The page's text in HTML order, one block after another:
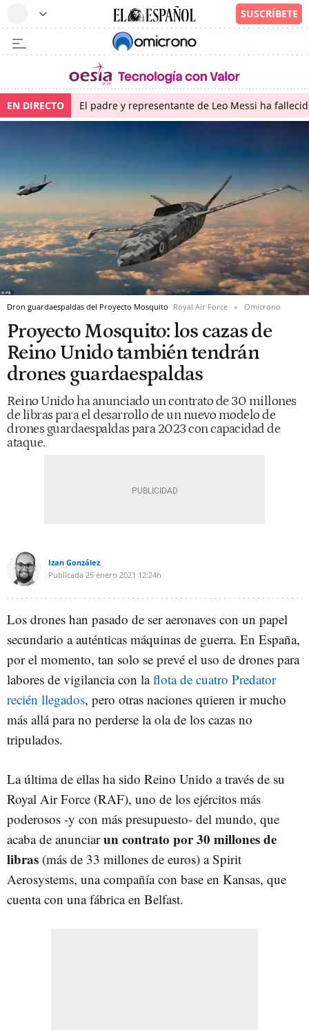
EN DIRECTO El padre y representante de Leo Messi ha
Dron guardaespaldas del Proyecto Mosquito Royal Air Force Omicrono
Proyecto Mosquito: los cazas de
Reino Unido también tendrán
drones guardaespaldas
Reino Unido ha anunciado un contrato de 30 millones
de libras para el desarrollo de un nuevo modelo de
drones guardaespaldas para 2023 con capacidad de
ataque.
Izan González
Publicada 25 enero 2021 12:24h
Los drones han pasado de ser aeronaves con un papel
secundario a auténticas máquinas de guerra. En España,
por el momento, tan solo se prevé el uso de drones para
labores de vigilancia con laflota de cuatro Predator
recién llegados, pero otras naciones quieren ir mucho
más allá para no perderse la ola de los cazas no
tripulados.
La última de ellas ha sido Reino Unido a través de su
Royal Air Force (RAF), uno de los ejércitos más
poderosos -y con más presupuesto- del mundo, que
acaba de anunciarun contrato por 30 millones de
libras (más de 33 millones de euros) a Spirit
Aerosystems, una compañía con base en Kansas, que
cuenta con una fábrica en Belfast.